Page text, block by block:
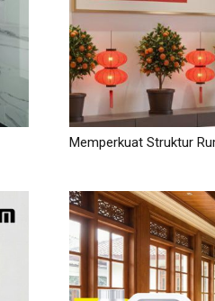
Memperkuat Struktur